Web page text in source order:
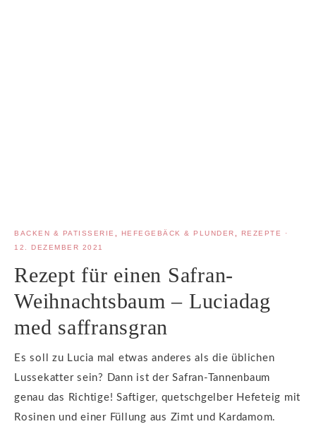
BACKEN & PATISSERIE, HEFEGEBÄCK & PLUNDER, REZEPTE ·
12. DEZEMBER 2021
Rezept für einen Safran-
Weihnachtsbaum – Luciadag
med saffransgran
Es soll zu Lucia mal etwas anderes als die üblichen
Lussekatter sein? Dann ist der Safran-Tannenbaum
genau das Richtige! Saftiger, quetschgelber Hefeteig mit
Rosinen und einer Füllung aus Zimt und Kardamom.